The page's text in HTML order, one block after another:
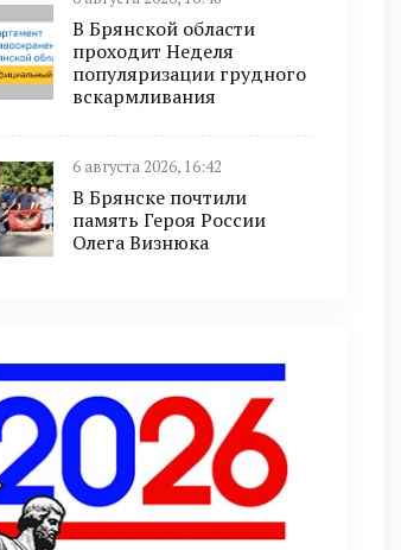
В Брянской области
проходит Неделя
популяризации грудного
вскармливания
6 августа 2026, 16:42
В Брянске почтили
память Героя России
Олега Визнюка